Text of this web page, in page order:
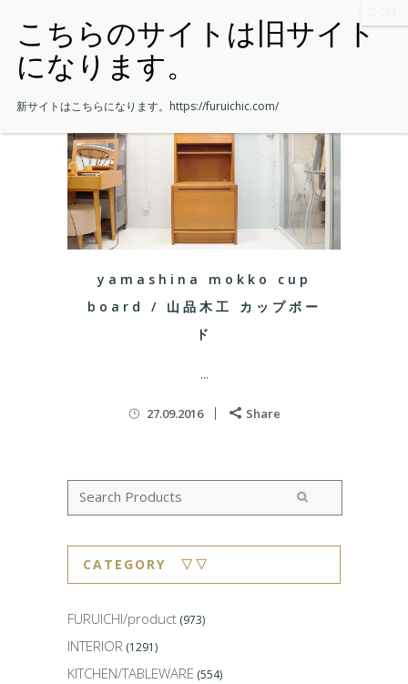
yamashina mokko cup
board / 山品木工 カップボー
ド
...
27.09.2016 Share
CATEGORY ▽▽
FURUICHI/product (973)
INTERIOR (1291)
KITCHEN/TABLEWARE (554)
新サイトはこちらになります。 https://furuichic.com/